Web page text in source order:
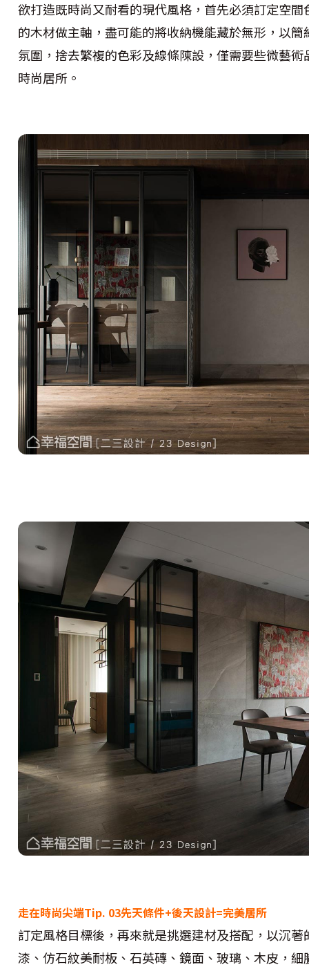
欲打造既時尚又耐看的現代風格，首先必須訂定空
的木材做主軸，盡可能的將收納機能藏於無形，以
氛圍，捨去繁複的色彩及線條陳設，僅需要些微藝
時尚居所。
走在時尚尖端Tip. 03先天條件+後天設計=完美居所
訂定風格目標後，再來就是挑選建材及搭配，以沉
漆、仿石紋美耐板、石英磚、鏡面、玻璃、木皮，